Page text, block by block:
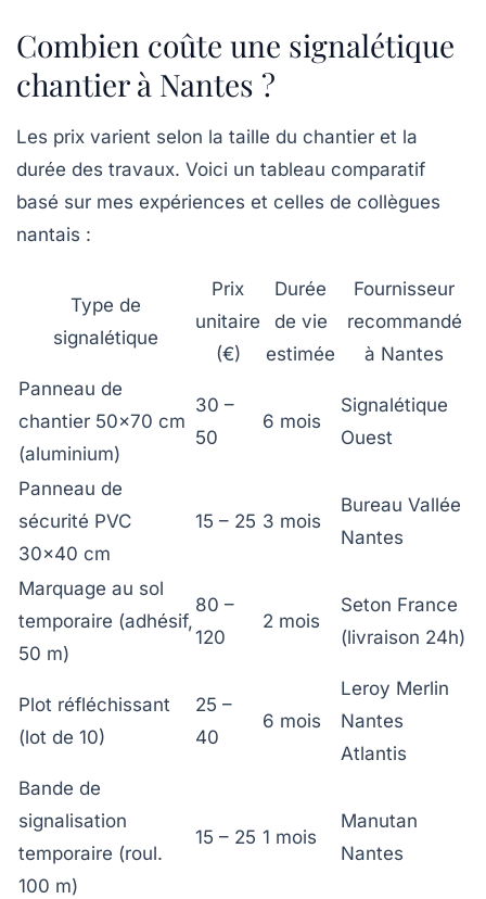
Combien coûte une signalétique
chantier à Nantes ?
Les prix varient selon la taille du chantier et la
durée des travaux. Voici un tableau comparatif
basé sur mes expériences et celles de collègues
nantais :
Type de
signalétique
Prix
unitaire
(€)
Durée
de vie
estimée
Fournisseur
recommandé
à Nantes
Panneau de
chantier 50×70 cm
(aluminium)
30 –
50
6 mois
Signalétique
Ouest
Panneau de
sécurité PVC
30×40 cm
15 – 25 3 mois
Bureau Vallée
Nantes
Marquage au sol
temporaire (adhésif,
50 m)
80 –
120
2 mois
Seton France
(livraison 24h)
Plot réfléchissant
(lot de 10)
25 –
40
6 mois
Leroy Merlin
Nantes
Atlantis
Bande de
signalisation
temporaire (roul.
100 m)
15 – 25 1 mois
Manutan
Nantes